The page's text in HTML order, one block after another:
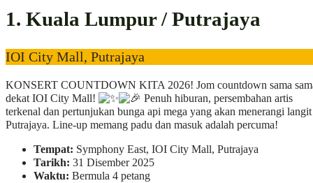
1. Kuala Lumpur / Putrajaya
IOI City Mall, Putrajaya
KONSERT COUNTDOWN KITA 2026! Jom countdown sama
dekat IOI City Mall!
Penuh hiburan, persembahan artis
terkenal dan pertunjukan bunga api mega yang akan menerangi langit
Putrajaya. Line-up memang padu dan masuk adalah percuma!
Tempat: Symphony East, IOI City Mall, Putrajaya
Tarikh: 31 Disember 2025
Waktu: Bermula 4 petang